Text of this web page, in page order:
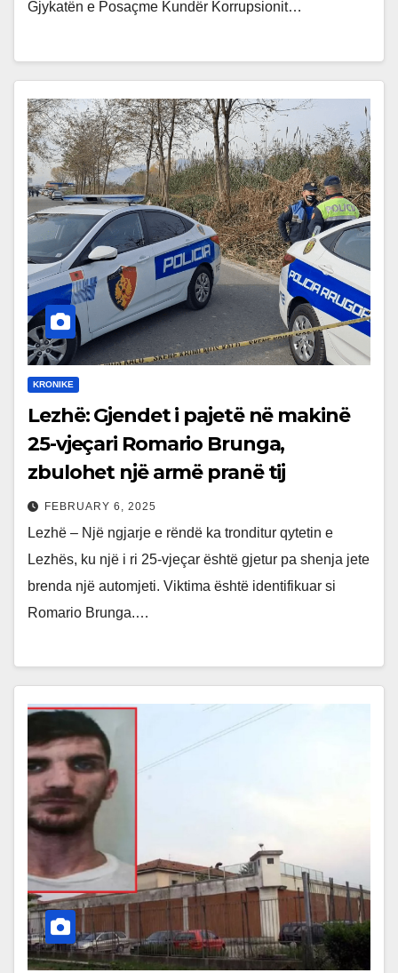
Gjykatën e Posaçme Kundër Korrupsionit…
KRONIKE
Lezhë: Gjendet i pajetë në makinë
25-vjeçari Romario Brunga,
zbulohet një armë pranë tij
FEBRUARY 6, 2025
Lezhë – Një ngjarje e rëndë ka tronditur qytetin e
Lezhës, ku një i ri 25-vjeçar është gjetur pa shenja jete
brenda një automjeti. Viktima është identifikuar si
Romario Brunga.…